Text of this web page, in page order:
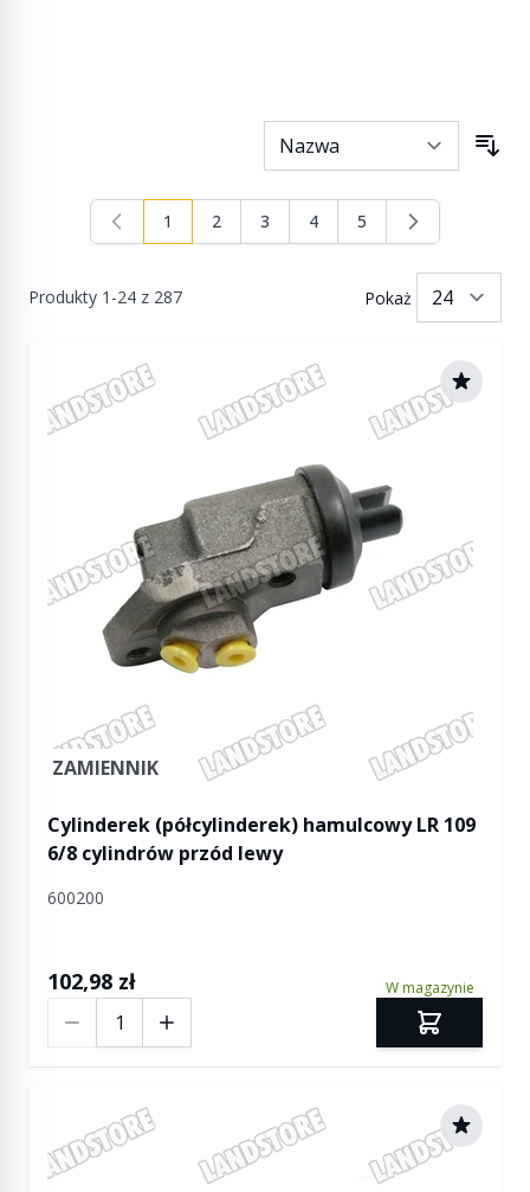
Produkty 1 -24 z 287
Aktualnie czytasz stronę
1 Strona
2 Strona
3 Strona
4 Strona
5
Pokaż
ZAMIENNIK
Cylinderek (półcylinderek) hamulcowy LR 109
6/8 cylindrów przód lewy
600200
102,98 zł W magazynie